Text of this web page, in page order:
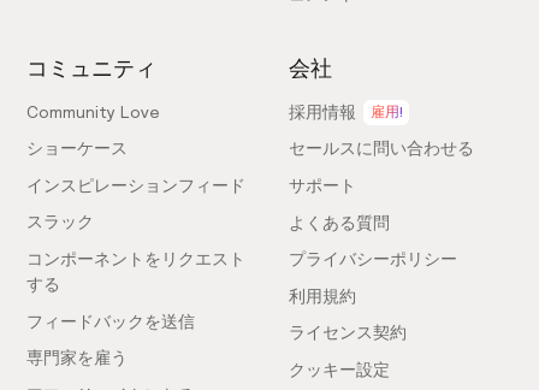
コミュニティ
Community Love
ショーケース
インスピレーションフィード
スラック
コンポーネントをリクエスト
する
フィードバックを送信
専門家を雇う
会社
採用情報 雇用!
セールスに問い合わせる
サポート
よくある質問
プライバシーポリシー
利用規約
ライセンス契約
クッキー設定